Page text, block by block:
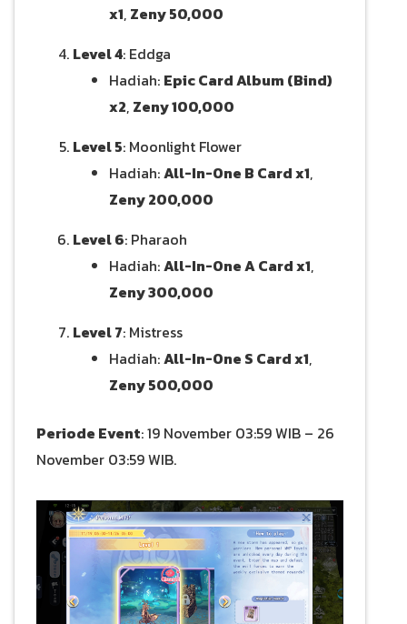
x1, Zeny 50,000
Level 4: Eddga
Hadiah: Epic Card Album (Bind)
x2, Zeny 100,000
Level 5: Moonlight Flower
Hadiah:All-In-One B Card x1,
Zeny 200,000
Level 6: Pharaoh
Hadiah:All-In-One A Card x1,
Zeny 300,000
Level 7: Mistress
Hadiah:All-In-One S Card x1,
Zeny 500,000
Periode Event: 19 November 03:59 WIB – 26
November 03:59 WIB.